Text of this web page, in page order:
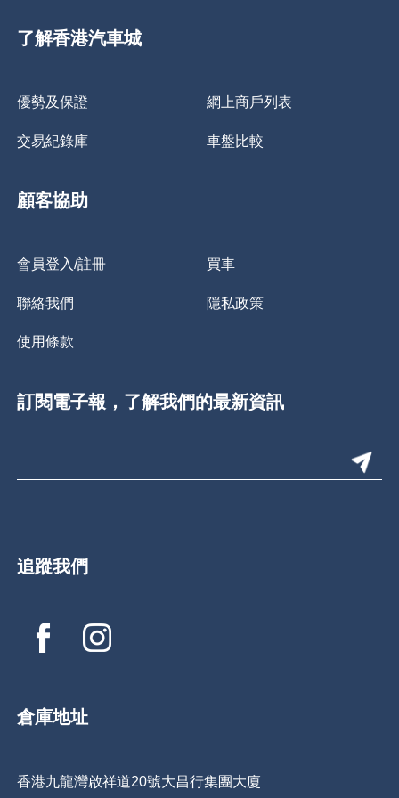
了解香港汽車城
優勢及保證 網上商戶列表
交易紀錄庫 車盤比較
顧客協助
會員登入/註冊 買車
聯絡我們 隱私政策
使用條款
訂閱電子報，了解我們的最新資訊
追蹤我們
倉庫地址
香港九龍灣啟祥道20號大昌行集團大廈